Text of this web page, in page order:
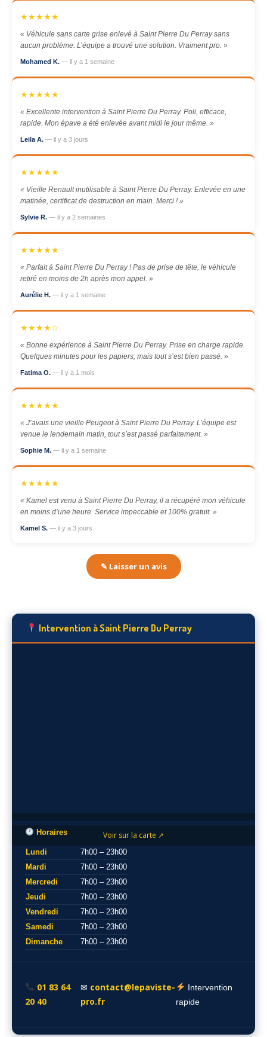
★★★★★
« Véhicule sans carte grise enlevé à Saint Pierre Du Perray sans
aucun problème. L’équipe a trouvé une solution. Vraiment pro. »
Mohamed K. — il y a 1 semaine
★★★★★
« Excellente intervention à Saint Pierre Du Perray. Poli, efficace,
rapide. Mon épave a été enlevée avant midi le jour même. »
Leila A. — il y a 3 jours
★★★★★
« Vieille Renault inutilisable à Saint Pierre Du Perray. Enlevée en une
matinée, certificat de destruction en main. Merci ! »
Sylvie R. — il y a 2 semaines
★★★★★
« Parfait à Saint Pierre Du Perray ! Pas de prise de tête, le véhicule
retiré en moins de 2h après mon appel. »
Aurélie H. — il y a 1 semaine
★★★★☆
« Bonne expérience à Saint Pierre Du Perray. Prise en charge rapide.
Quelques minutes pour les papiers, mais tout s’est bien passé. »
Fatima O. — il y a 1 mois
★★★★★
« J’avais une vieille Peugeot à Saint Pierre Du Perray. L’équipe est
venue le lendemain matin, tout s’est passé parfaitement. »
Sophie M. — il y a 1 semaine
★★★★★
« Kamel est venu à Saint Pierre Du Perray, il a récupéré mon véhicule
en moins d’une heure. Service impeccable et 100% gratuit. »
Kamel S. — il y a 3 jours
✎ Laisser un avis
Intervention à Saint Pierre Du Perray
Voir sur la carte ↗
Horaires
Lundi
7h00 – 23h00
Mardi
7h00 – 23h00
Mercredi
7h00 – 23h00
Jeudi
7h00 – 23h00
Vendredi
7h00 – 23h00
Samedi
7h00 – 23h00
Dimanche
7h00 – 23h00
01 83 64
20 40
✉ contact@lepaviste-
pro.fr
Intervention
rapide